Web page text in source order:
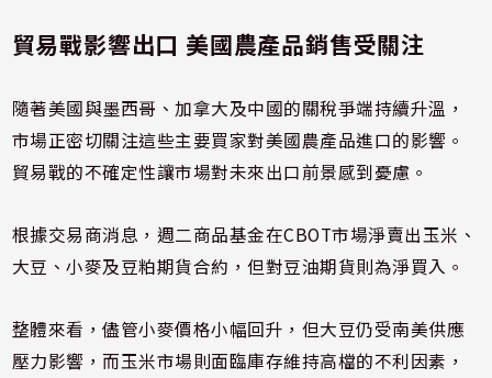
貿易戰影響出口 美國農產品銷售受關注
隨著美國與墨西哥、加拿大及中國的關稅爭端持續升溫，
市場正密切關注這些主要買家對美國農產品進口的影響。
貿易戰的不確定性讓市場對未來出口前景感到憂慮。
根據交易商消息，週二商品基金在CBOT市場淨賣出玉米、
大豆、小麥及豆粕期貨合約，但對豆油期貨則為淨買入。
整體來看，儘管小麥價格小幅回升，但大豆仍受南美供應
壓力影響，而玉米市場則面臨庫存維持高檔的不利因素，